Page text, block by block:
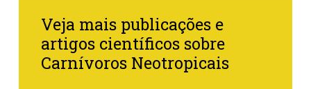
Veja mais publicações e
artigos científicos sobre
Carnívoros Neotropicais